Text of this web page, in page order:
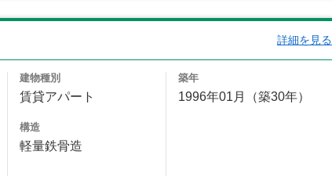
詳細を見る
建物種別
賃貸アパート
構造
軽量鉄骨造
築年
1996年01月（築30年）